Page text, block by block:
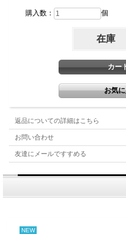
購入数： 個
在庫
返品についての詳細はこちら
お問い合わせ
友達にメールですすめる
NEW